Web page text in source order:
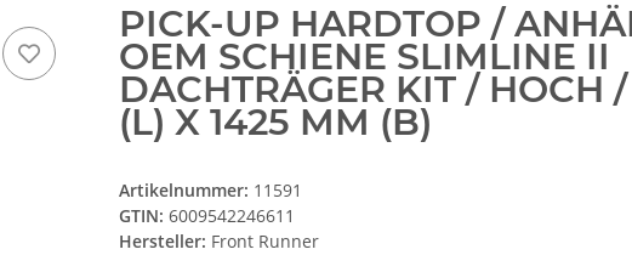
PICK-UP HARDTOP /
OEM SCHIENE SLIMLINE II
DACHTRÄGER KIT / HOCH
(L) X 1425 MM (B)
Artikelnummer: 11591
GTIN: 6009542246611
Hersteller: Front Runner